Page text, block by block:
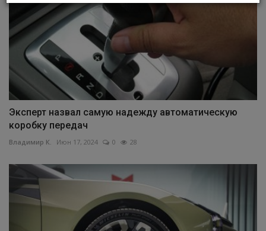
Эксперт назвал самую надежду автоматическую
коробку передач
Владимир К. Июн 17, 2024 0 28